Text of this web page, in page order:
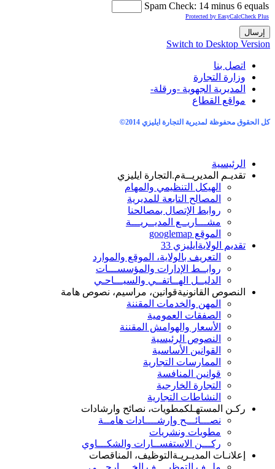
Spam Check: 14 minus 6 equals
Protected by EasyCalcCheck Plus
إرسال
Switch to Desktop Version
اتصل بنا
وزارة التجارة
المديرية الجهوية -ورقلة-
مواقع القطاع
كل الحقوق محفوظة لمديرية التجارة ايليزي 2014 ©
الرئيسية
تقديـم المديريــةم.التجارة ايليزي
الهيكل التنظيمي والمهام
المصالح التابعة للمديرية
روابط الإتصال بمصالحنا
مشـــاريــع المديــريـــة
الموقع googlemap
تقديم الولاية ايليزي 33
التعريف بالولاية، الموقع والموارد
روابــط الإدارات والمؤسســـات
الدليــل الهــاتفــي والسيـــاحـي
النصوص القانونيةقوانين، مراسيم، نصوص هامة
المهن والخدمات المقننة
الصفقات العمومية
الأسعار والهوامش المقننة
النصوص الرئيسية
القوانين الأساسية
الممارسات التجارية
قوانين المنافسة
التجارة الخارجية
النشاطات التجارية
ركـن المستهـلكمطويات، نصائح وارشادات
نصـــائـــح وإرشــــادات هامــة
مطويات ونشريات
ركـــن الاستفســارات والشكـــاوي
إعلانـات المديـريـة التوظيف، المناقصات